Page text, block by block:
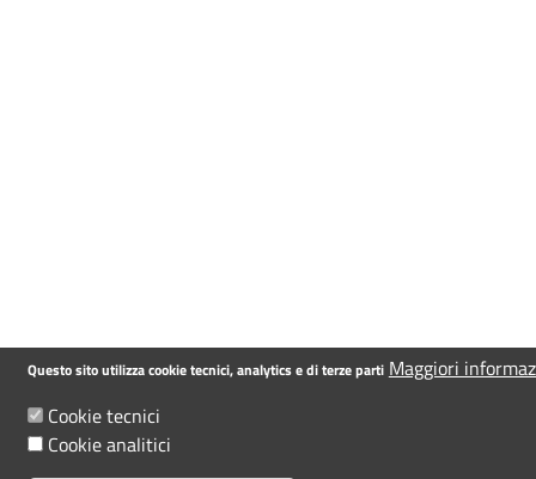
Questo sito utilizza cookie tecnici, analytics e di terze parti Maggiori
Cookie tecnici
Cookie analitici